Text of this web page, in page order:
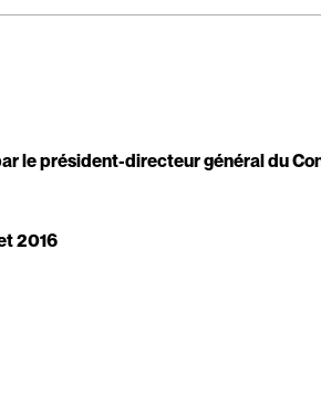
le président-directeur général du
2016